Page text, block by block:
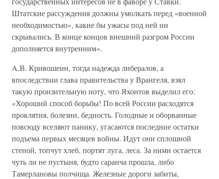
Штатские рассуждения должны умолкать перед «военной
необходимостью», какие бы ужасы под ней ни
скрывались. В конце концов внешний разгром России
дополняется внутренним».
A.В. Кривошеин, тогда надежда либералов, а
впоследствии глава правительства у Врангеля, взял
такую пронзительную ноту, что Яхонтов выделил его:
«Хороший способ борьбы! По всей России расходятся
проклятия, болезни, бедность. Голодные и оборванные
повсюду вселяют панику, угасаются последние остатки
подъема первых месяцев войны. Идут они сплошной
стеной, топчут хлеб, портят луга, леса. За ними остается
чуть ли не пустыня, будто саранча прошла, либо
Тамерлановы полчища. Железные дороги забиты,